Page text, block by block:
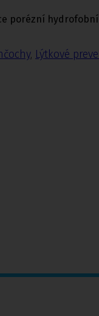
, Lýtkové
porézní